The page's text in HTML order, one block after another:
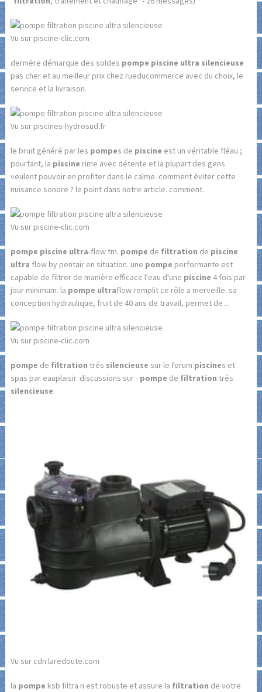
Vu sur piscine-clic.com
dernière démarque des soldes pompe piscine ultra silencieuse
pas cher et au meilleur prix chez rueducommerce avec du choix, le
service et la livraison.
Vu sur piscines-hydrosud.fr
le bruit généré par les pompes de piscine est un véritable fléau ;
pourtant, la piscine rime avec détente et la plupart des gens
veulent pouvoir en profiter dans le calme. comment éviter cette
nuisance sonore ? le point dans notre article. comment.
Vu sur piscine-clic.com
pompe piscine ultra-flow tm. pompe de filtration de piscine
ultra flow by pentair en situation. une pompe performante est
capable de filtrer de manière efficace l'eau d'une piscine 4 fois par
jour minimum. la pompe ultraflow remplit ce rôle a merveille. sa
conception hydraulique, fruit de 40 ans de travail, permet de ...
Vu sur piscine-clic.com
pompe de filtration trés silencieuse sur le forum piscines et
spas par eauplaisir. discussions sur - pompe de filtration trés
silencieuse.
Vu sur cdn.laredoute.com
la pompe ksb filtra n est robuste et assure la filtration de votre